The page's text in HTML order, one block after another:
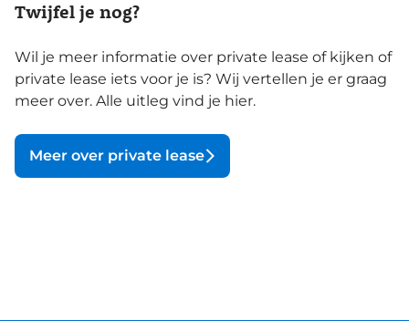
Twijfel je nog?
Wil je meer informatie over private lease of kijken of
private lease iets voor je is? Wij vertellen je er graag
meer over. Alle uitleg vind je hier.
Meer over private lease